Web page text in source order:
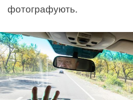
фотографують.